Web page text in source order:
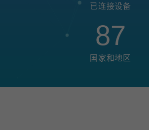
已连接设备
87
国家和地区